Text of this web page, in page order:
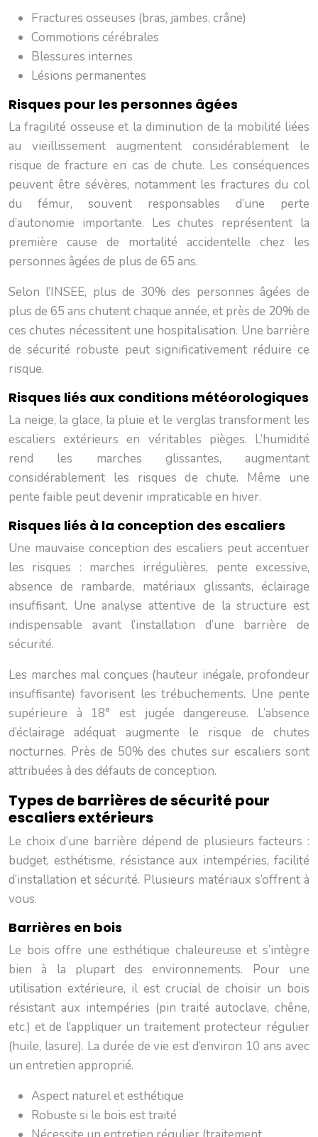
Fractures osseuses (bras, jambes, crâne)
Commotions cérébrales
Blessures internes
Lésions permanentes
Risques pour les personnes âgées
La fragilité osseuse et la diminution de la mobilité liées
au vieillissement augmentent considérablement le
risque de fracture en cas de chute. Les conséquences
peuvent être sévères, notamment les fractures du col
du fémur, souvent responsables d’une perte
d’autonomie importante. Les chutes représentent la
première cause de mortalité accidentelle chez les
personnes âgées de plus de 65 ans.
Selon l’INSEE, plus de 30% des personnes âgées de
plus de 65 ans chutent chaque année, et près de 20% de
ces chutes nécessitent une hospitalisation. Une barrière
de sécurité robuste peut significativement réduire ce
risque.
Risques liés aux conditions météorologiques
La neige, la glace, la pluie et le verglas transforment les
escaliers extérieurs en véritables pièges. L’humidité
rend les marches glissantes, augmentant
considérablement les risques de chute. Même une
pente faible peut devenir impraticable en hiver.
Risques liés à la conception des escaliers
Une mauvaise conception des escaliers peut accentuer
les risques : marches irrégulières, pente excessive,
absence de rambarde, matériaux glissants, éclairage
insuffisant. Une analyse attentive de la structure est
indispensable avant l’installation d’une barrière de
sécurité.
Les marches mal conçues (hauteur inégale, profondeur
insuffisante) favorisent les trébuchements. Une pente
supérieure à 18° est jugée dangereuse. L’absence
d’éclairage adéquat augmente le risque de chutes
nocturnes. Près de 50% des chutes sur escaliers sont
attribuées à des défauts de conception.
Types de barrières de sécurité pour
escaliers extérieurs
Le choix d’une barrière dépend de plusieurs facteurs :
budget, esthétisme, résistance aux intempéries, facilité
d’installation et sécurité. Plusieurs matériaux s’offrent à
vous.
Barrières en bois
Le bois offre une esthétique chaleureuse et s’intègre
bien à la plupart des environnements. Pour une
utilisation extérieure, il est crucial de choisir un bois
résistant aux intempéries (pin traité autoclave, chêne,
etc.) et de l’appliquer un traitement protecteur régulier
(huile, lasure). La durée de vie est d’environ 10 ans avec
un entretien approprié.
Aspect naturel et esthétique
Robuste si le bois est traité